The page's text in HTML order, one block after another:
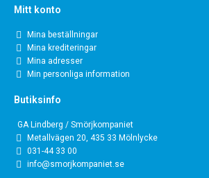
Mitt konto
Mina beställningar
Mina krediteringar
Mina adresser
Min personliga information
Butiksinfo
GA Lindberg / Smörjkompaniet
Metallvägen 20, 435 33 Mölnlycke
031-44 33 00
info@smorjkompaniet.se